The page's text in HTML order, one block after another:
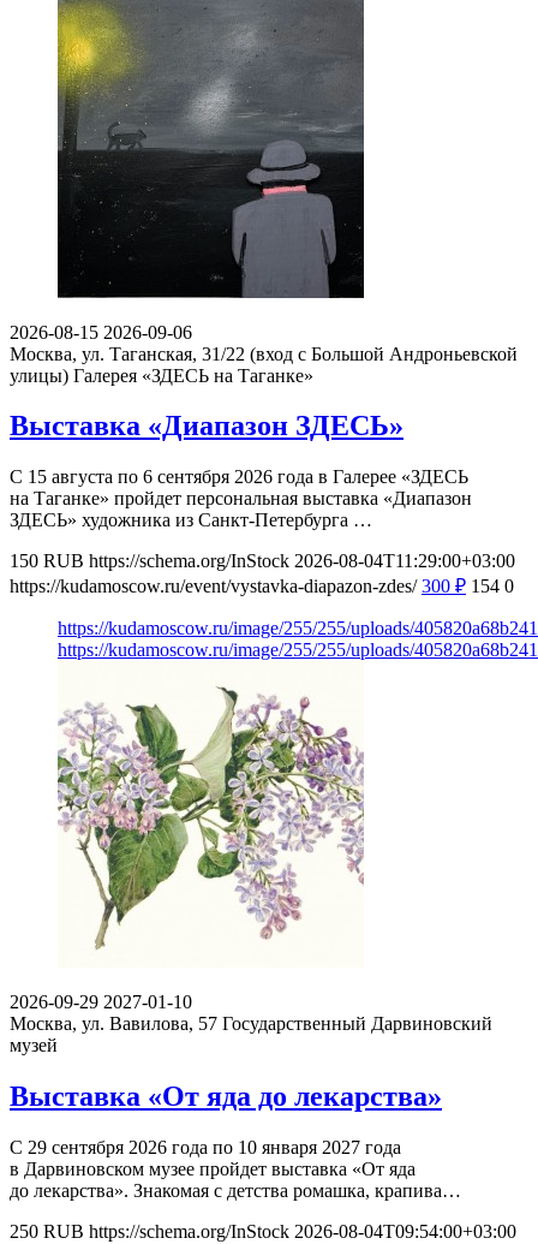
2026-08-15 2026-09-06
Москва, ул. Таганская, 31/22 (вход с Большой Андроньевской
улицы) Галерея «ЗДЕСЬ на Таганке»
Выставка «Диапазон ЗДЕСЬ»
С 15 августа по 6 сентября 2026 года в Галерее «ЗДЕСЬ
на Таганке» пройдет персональная выставка «Диапазон
ЗДЕСЬ» художника из Санкт-Петербурга …
150 RUB https://schema.org/InStock 2026-08-04T11:29:00+03:00
https://kudamoscow.ru/event/vystavka-diapazon-zdes/ 300 ₽ 154 0
https://kudamoscow.ru/image/255/255/uploads/
https://kudamoscow.ru/image/255/255/uploads/
2026-09-29 2027-01-10
Москва, ул. Вавилова, 57 Государственный Дарвиновский
музей
Выставка «От яда до лекарства»
С 29 сентября 2026 года по 10 января 2027 года
в Дарвиновском музее пройдет выставка «От яда
до лекарства». Знакомая с детства ромашка, крапива…
250 RUB https://schema.org/InStock 2026-08-04T09:54:00+03:00